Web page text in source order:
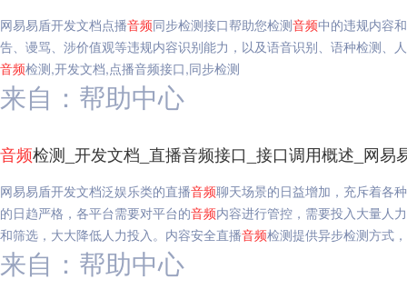
网易易盾开发文档点播音频同步检测接口帮助您检测音频中的违规内容
告、谩骂、涉价值观等违规内容识别能力，以及语音识别、语种检测、
音频检测,开发文档,点播音频接口,同步检测
来自：帮助中心
音频检测_开发文档_直播音频接口_接口调用概述_网易
网易易盾开发文档泛娱乐类的直播音频聊天场景的日益增加，充斥着各
的日趋严格，各平台需要对平台的音频内容进行管控，需要投入大量人
和筛选，大大降低人力投入。内容安全直播音频检测提供异步检测方式
来自：帮助中心